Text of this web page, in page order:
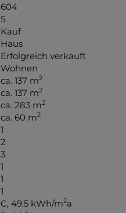
604
5
Kauf
Haus
Erfolgreich verkauft
Wohnen
ca. 137 m2
ca. 137 m2
ca. 283 m2
ca. 60 m2
1
2
3
1
1
1
C, 49.5 kWh/m2a